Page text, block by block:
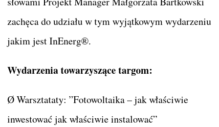
zachęca do udziału w tym wyjątkowym wydarzeniu
jakim jest InEnerg®.
Wydarzenia towarzyszące targom:
Ø Warsztataty: ”Fotowoltaika – jak właściwie
inwestować jak właściwie instalować”